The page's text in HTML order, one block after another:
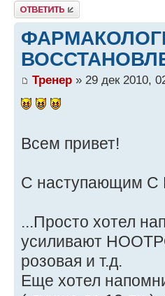
Ответить
Тренер » 29 дек 2010,
Всем привет!
С наступающим С
...Просто хотел
усиливают
розовая и т.д.
Еще хотел